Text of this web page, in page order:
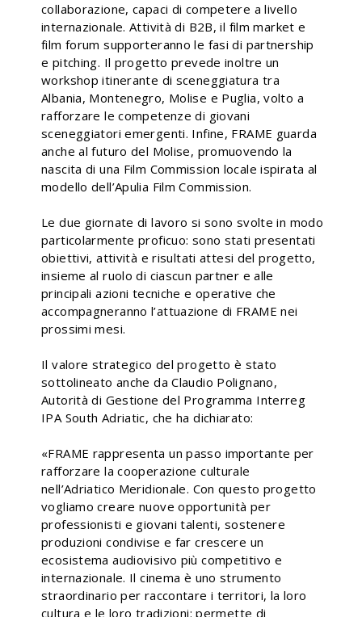
collaborazione, capaci di competere a livello
internazionale. Attività di B2B, il film market e
film forum supporteranno le fasi di partnership
e pitching. Il progetto prevede inoltre un
workshop itinerante di sceneggiatura tra
Albania, Montenegro, Molise e Puglia, volto a
rafforzare le competenze di giovani
sceneggiatori emergenti. Infine, FRAME guarda
anche al futuro del Molise, promuovendo la
nascita di una Film Commission locale ispirata al
modello dell’Apulia Film Commission.
Le due giornate di lavoro si sono svolte in modo
particolarmente proficuo: sono stati presentati
obiettivi, attività e risultati attesi del progetto,
insieme al ruolo di ciascun partner e alle
principali azioni tecniche e operative che
accompagneranno l’attuazione di FRAME nei
prossimi mesi.
Il valore strategico del progetto è stato
sottolineato anche da Claudio Polignano,
Autorità di Gestione del Programma Interreg
IPA South Adriatic, che ha dichiarato:
«FRAME rappresenta un passo importante per
rafforzare la cooperazione culturale
nell’Adriatico Meridionale. Con questo progetto
vogliamo creare nuove opportunità per
professionisti e giovani talenti, sostenere
produzioni condivise e far crescere un
ecosistema audiovisivo più competitivo e
internazionale. Il cinema è uno strumento
straordinario per raccontare i territori, la loro
cultura e le loro tradizioni: permette di